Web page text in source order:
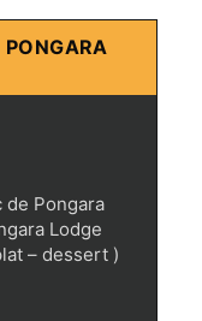
PONGARA
de Pongara
Lodge
– dessert )